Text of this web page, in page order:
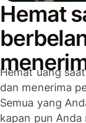
Hemat
Hemat uang
dan menerima
Semua yang
kapan pun